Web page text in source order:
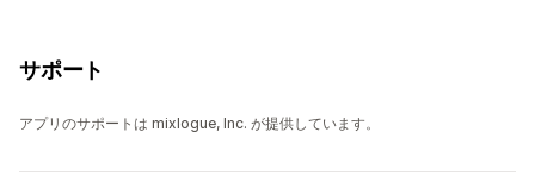
サポート
アプリのサポートは mixlogue, Inc. が提供しています。